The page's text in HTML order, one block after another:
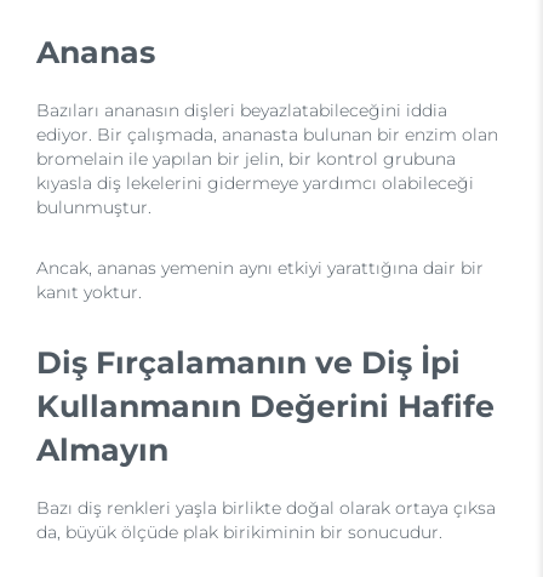
Ananas
Bazıları ananasın dişleri beyazlatabileceğini iddia
ediyor. Bir çalışmada, ananasta bulunan bir enzim olan
bromelain ile yapılan bir jelin, bir kontrol grubuna
kıyasla diş lekelerini gidermeye yardımcı olabileceği
bulunmuştur.
Ancak, ananas yemenin aynı etkiyi yarattığına dair bir
kanıt yoktur.
Diş Fırçalamanın ve Diş İpi
Kullanmanın Değerini Hafife
Almayın
Bazı diş renkleri yaşla birlikte doğal olarak ortaya çıksa
da, büyük ölçüde plak birikiminin bir sonucudur.